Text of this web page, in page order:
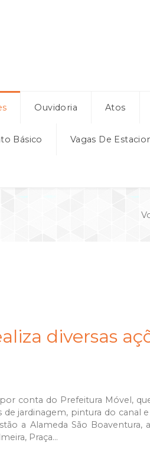
Ouvidoria Atos
Básico Vagas De
diversas
conta do Prefeitura Móvel,
de jardinagem, pintura do canal
a Alameda São Boaventura,
Praça...